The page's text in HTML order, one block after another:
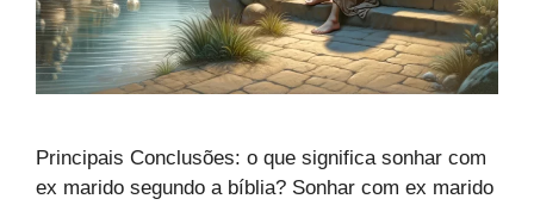
Principais Conclusões: o que significa sonhar com
ex marido segundo a bíblia? Sonhar com ex marido